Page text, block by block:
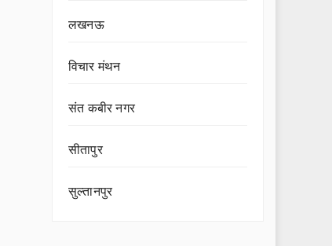
लखनऊ
विचार मंथन
संत कबीर नगर
सीतापुर
सुल्तानपुर